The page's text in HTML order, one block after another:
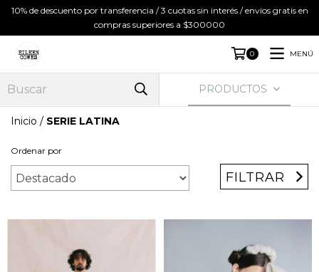
10% de descuento por transferencia / 3 cuotas sin interés / envíos gratis en
compras superiores a $300000
0 MENÚ
PRODUCTOS
Inicio / SERIE LATINA
Ordenar por
FILTRAR